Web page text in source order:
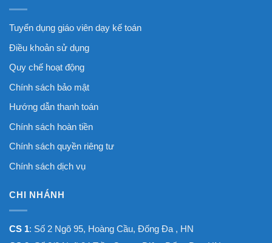
Tuyển dụng giáo viên dạy kế toán
Điều khoản sử dụng
Quy chế hoạt động
Chính sách bảo mật
Hướng dẫn thanh toán
Chính sách hoàn tiền
Chính sách quyền riêng tư
Chính sách dịch vụ
CHI NHÁNH
CS 1: Số 2 Ngõ 95, Hoàng Cầu, Đống Đa , HN